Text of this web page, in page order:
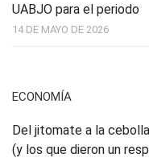
UABJO para el periodo
14 DE MAYO DE 2026
ECONOMÍA
Del jitomate a la
(y los que dieron un